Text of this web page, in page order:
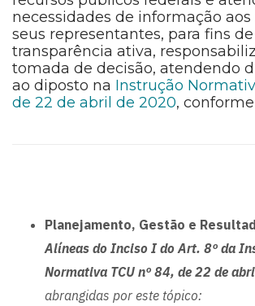
necessidades de informação aos
seus representantes, para fins de
transparência ativa,
tomada de decisão, atendendo
ao diposto na Instrução
de 22 de abril de 2020,
Planejamento, Gestão e
Alíneas do Inciso I do Art. 8º da
Normativa TCU nº 84, de 22 de
abrangidas por este tópico: